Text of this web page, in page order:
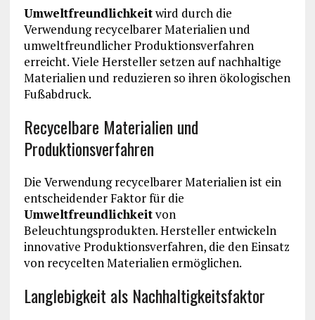
Umweltfreundlichkeitwird durch die
Verwendung recycelbarer Materialien und
umweltfreundlicher Produktionsverfahren
erreicht. Viele Hersteller setzen auf nachhaltige
Materialien und reduzieren so ihren ökologischen
Fußabdruck.
Recycelbare Materialien und
Produktionsverfahren
Die Verwendung recycelbarer Materialien ist ein
entscheidender Faktor für die
Umweltfreundlichkeitvon
Beleuchtungsprodukten. Hersteller entwickeln
innovative Produktionsverfahren, die den Einsatz
von recycelten Materialien ermöglichen.
Langlebigkeit als Nachhaltigkeitsfaktor